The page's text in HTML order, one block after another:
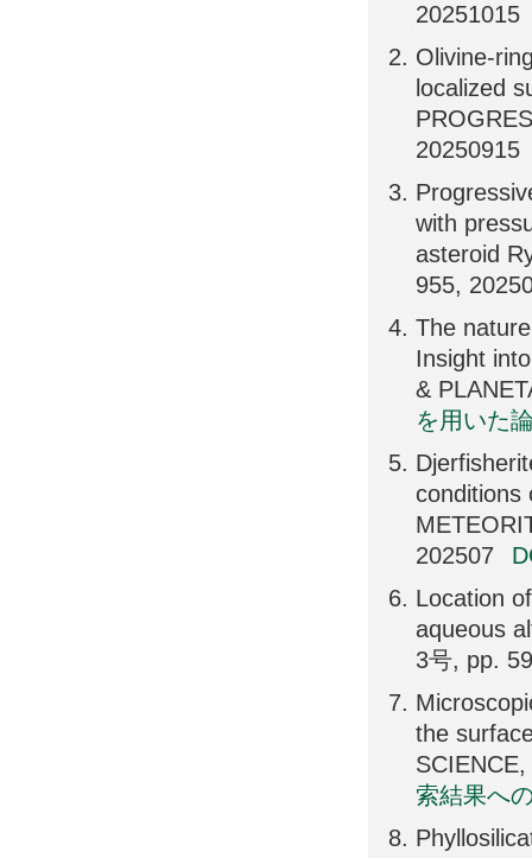
20251015
Olivine-
localized
20250915
with
asteroid
955,
The
Insight
&
を用いた
conditions
202507
Location
aqueous
3号, pp.
the
索結果へ